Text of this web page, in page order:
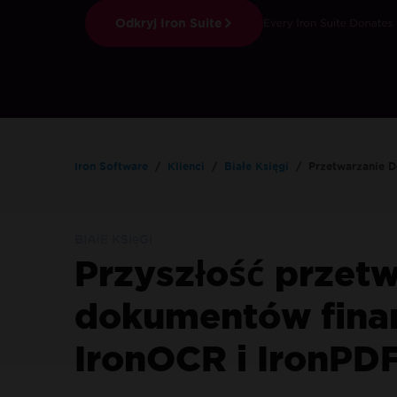
Odkryj Iron Suite
Iron Software Klienci Białe Księgi
Przyszłość
dokumentów
IronOCR i
Potrzebujesz pomocy?
Nasz zespół sprzedaży z
przyjemnością Ci pomoże.
Wypróbuj Testu Enterprise